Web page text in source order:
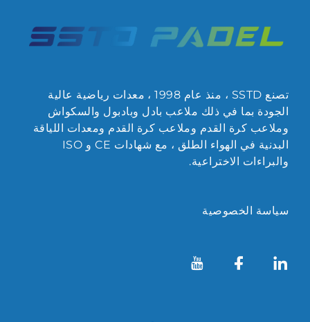
تصنع SSTD ، منذ عام 1998 ، معدات رياضية عالية
الجودة بما في ذلك ملاعب بادل وبادبول والسكواش
وملاعب كرة القدم وملاعب كرة القدم ومعدات اللياقة
البدنية في الهواء الطلق ، مع شهادات CE و ISO
والبراءات الاختراعية.
سياسة الخصوصية